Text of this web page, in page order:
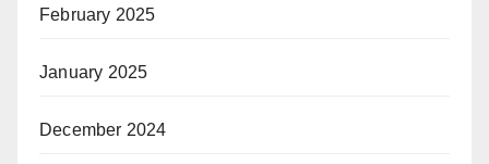
February 2025
January 2025
December 2024